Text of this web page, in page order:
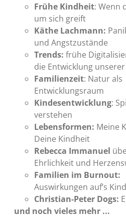
Frühe Kindheit: Wenn
um sich greift
Käthe Lachmann:
und Angstzustände
Trends:frühe
die Entwicklung
Familienzeit: Natur als
Entwicklungsraum
Kindesentwicklung:
verstehen
Lebensformen: Meine
Deine Kindheit
Rebecca Immanuel
Ehrlichkeit und
Familien im Burnout:
Auswirkungen auf’s Kind
Christian-Peter Dogs:
und noch vieles mehr ...